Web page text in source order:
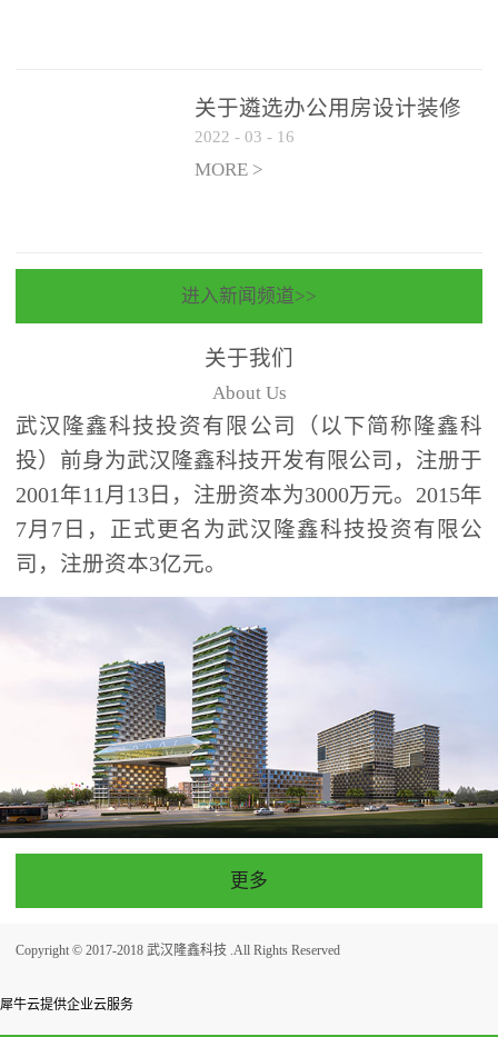
关于遴选办公用房设计装修
一体化项目 跟踪审计和监理
单位的公告
2022 - 03 - 16
MORE >
进入新闻频道>>
关于我们
About Us
武汉隆鑫科技投资有限公司（以下简称隆鑫科
投）前身为武汉隆鑫科技开发有限公司，注册于
2001年11月13日，注册资本为3000万元。2015年
7月7日，正式更名为武汉隆鑫科技投资有限公
司，注册资本3亿元。
更多
Copyright © 2017-2018 武汉隆鑫科技 .All Rights Reserved
犀牛云提供企业云服务